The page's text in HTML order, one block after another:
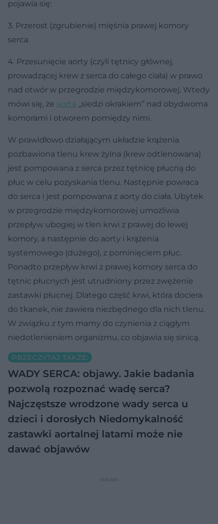
pojawia się:
3. Przerost (zgrubienie) mięśnia prawej komory
serca
4. Przesunięcie aorty (czyli tętnicy głównej,
prowadzącej krew z serca do całego ciała) w prawo
nad otwór w przegrodzie międzykomorowej. Wtedy
mówi się, że aorta „siedzi okrakiem” nad obydwoma
komorami i otworem pomiędzy nimi.
W prawidłowo działającym układzie krążenia
pozbawiona tlenu krew żylna (krew odtlenowana)
jest pompowana z serca przez tętnicę płucną do
płuc w celu pozyskania tlenu. Następnie powraca
do serca i jest pompowana z aorty do ciała. Ubytek
w przegrodzie międzykomorowej umożliwia
przepływ ubogiej w tlen krwi z prawej do lewej
komory, a następnie do aorty i krążenia
systemowego (dużego), z pominięciem płuc.
Ponadto przepływ krwi z prawej komory serca do
tętnic płucnych jest utrudniony przez zwężenie
zastawki płucnej. Dlatego część krwi, która dociera
do tkanek, nie zawiera niezbędnego dla nich tlenu.
W związku z tym mamy do czynienia z ciągłym
niedotlenieniem organizmu, co objawia się sinicą.
PRZECZYTAJ TAKŻE:
WADY SERCA: objawy. Jakie badania
pozwolą rozpoznać wadę serca?
Najczęstsze wrodzone wady serca u
dzieci i dorosłych Niedomykalność
zastawki aortalnej latami może nie
dawać objawów